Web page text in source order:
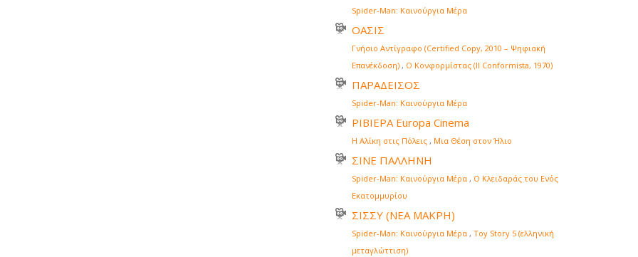
Spider-Man: Καινούργια Μέρα
ΟΑΣΙΣ
Γνήσιο Αντίγραφο (Certified Copy, 2010 – Ψηφιακή
Επανέκδοση) , Ο Κονφορμίστας (Il Conformista, 1970)
ΠΑΡΑΔΕΙΣΟΣ
Spider-Man: Καινούργια Μέρα
ΡΙΒΙΕΡΑ Europa Cinema
Η Αλίκη στις Πόλεις , Μια Θέση στον Ήλιο
ΣΙΝΕ ΠΑΛΛΗΝΗ
Spider-Man: Καινούργια Μέρα , Ο Κλειδαράς του Ενός
Εκατομμυρίου
ΣΙΣΣΥ (ΝΕΑ ΜΑΚΡΗ)
Spider-Man: Καινούργια Μέρα , Toy Story 5 (ελληνική
μεταγλώττιση)